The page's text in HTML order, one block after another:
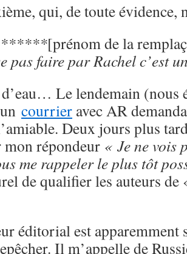
qui, de toute évidence,
[prénom de la
pas faire par Rachel c’est
Le lendemain (nous
courrier avec AR
Deux jours plus
mon répondeur « Je ne vois
me rappeler le plus tôt
de qualifier les auteurs
éditorial est apparemment
Il m’appelle de